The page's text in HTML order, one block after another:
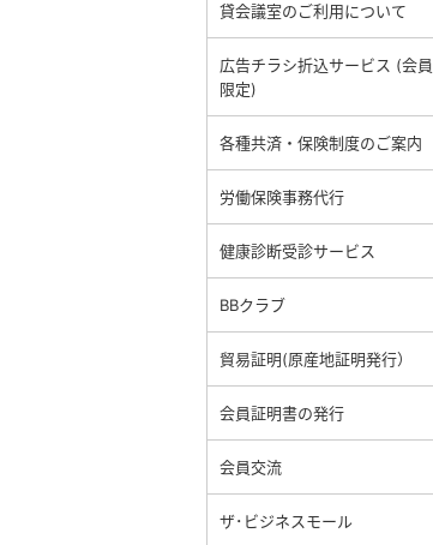
貸会議室のご利用について
広告チラシ折込サービス (会員
限定)
各種共済・保険制度のご案内
労働保険事務代行
健康診断受診サービス
BBクラブ
貿易証明(原産地証明発行）
会員証明書の発行
会員交流
ザ･ビジネスモール